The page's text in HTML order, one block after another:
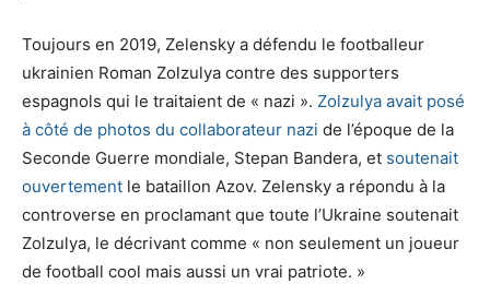
Toujours en 2019, Zelensky a défendu le footballeur
ukrainien Roman Zolzulya contre des supporters
espagnols qui le traitaient de « nazi ». Zolzulya avait posé
à côté de photos du collaborateur nazi de l’époque de la
Seconde Guerre mondiale, Stepan Bandera, et soutenait
ouvertement le bataillon Azov. Zelensky a répondu à la
controverse en proclamant que toute l’Ukraine soutenait
Zolzulya, le décrivant comme « non seulement un joueur
de football cool mais aussi un vrai patriote. »